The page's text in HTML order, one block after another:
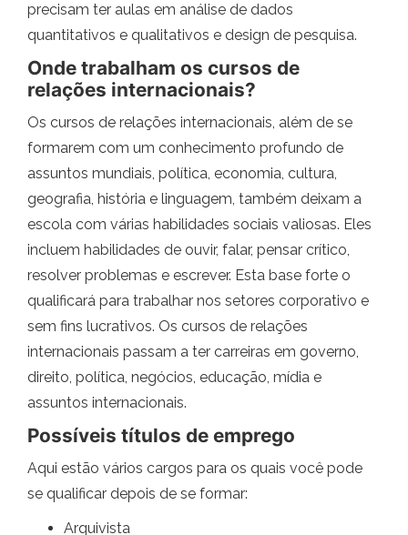
precisam ter aulas em análise de dados
quantitativos e qualitativos e design de pesquisa.
Onde trabalham os cursos de
relações internacionais?
Os cursos de relações internacionais, além de se
formarem com um conhecimento profundo de
assuntos mundiais, política, economia, cultura,
geografia, história e linguagem, também deixam a
escola com várias habilidades sociais valiosas. Eles
incluem habilidades de ouvir, falar, pensar crítico,
resolver problemas e escrever. Esta base forte o
qualificará para trabalhar nos setores corporativo e
sem fins lucrativos. Os cursos de relações
internacionais passam a ter carreiras em governo,
direito, política, negócios, educação, mídia e
assuntos internacionais.
Possíveis títulos de emprego
Aqui estão vários cargos para os quais você pode
se qualificar depois de se formar:
Arquivista